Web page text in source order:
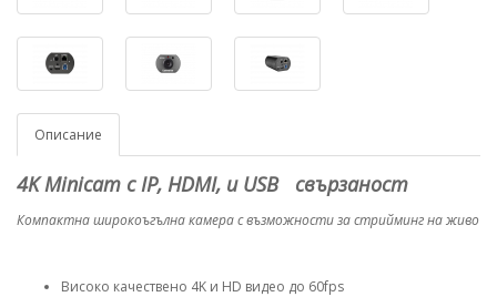
Описание
4K Minicam с IP, HDMI, и USB свързаност
Компактна широкоъгълна камера с възможности за стрийминг на живо
Високо качествено 4K и HD видео до 60fps